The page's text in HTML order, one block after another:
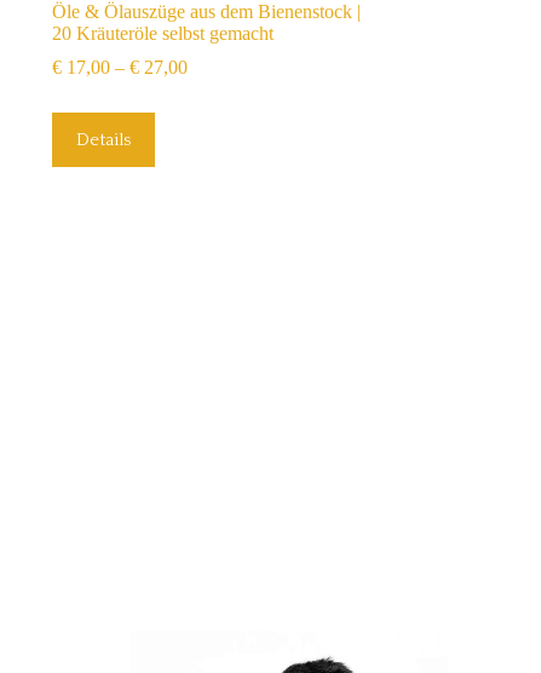
Öle & Ölauszüge aus dem Bienenstock |
20 Kräuteröle selbst gemacht
€17,00– €27,00
Details